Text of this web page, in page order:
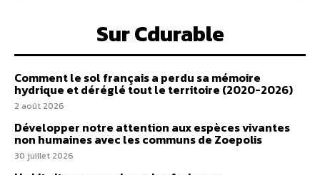
Sur Cdurable
Comment le sol français a perdu sa mémoire
hydrique et déréglé tout le territoire (2020-2026)
2 août 2026
Développer notre attention aux espèces vivantes
non humaines avec les communs de Zoepolis
30 juillet 2026